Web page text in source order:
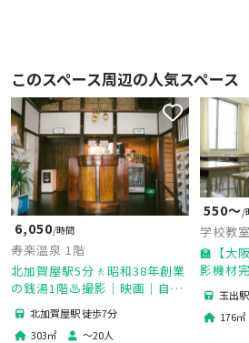
このスペース周辺の人気スペース
6,050/時間
寿楽温泉 1階
北加賀屋駅5分🚶昭和38年創業
の銭湯1階♨️撮影｜映画｜自然
光｜古民家｜ワークショップ｜
イベント｜会議｜Wi-Fi完備
北加賀屋駅 徒歩7分
303㎡ 〜20人
550〜/
学校教
🏫【大
影機材
オ 玉出
176㎡